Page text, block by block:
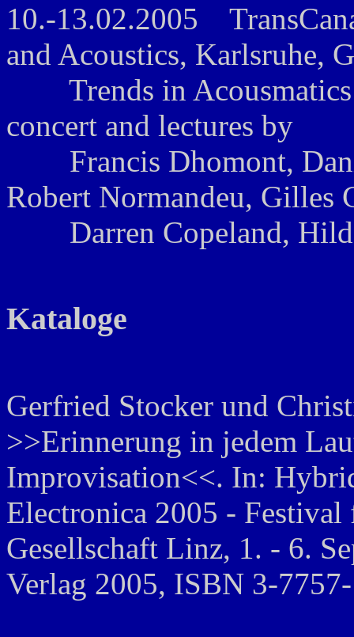
10.-13.02.2005
and Acoustics, Karlsruhe,
Trends in Acousmatics
concert and lectures by
Francis Dhomont,
Robert Normandeu, Gilles
Darren Copeland,
Kataloge
Gerfried Stocker und
>>Erinnerung in jedem
Improvisation<<. In:
Electronica 2005 -
Gesellschaft Linz, 1. - 6.
Verlag 2005, ISBN 3-